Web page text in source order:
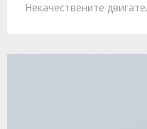
Некачествените